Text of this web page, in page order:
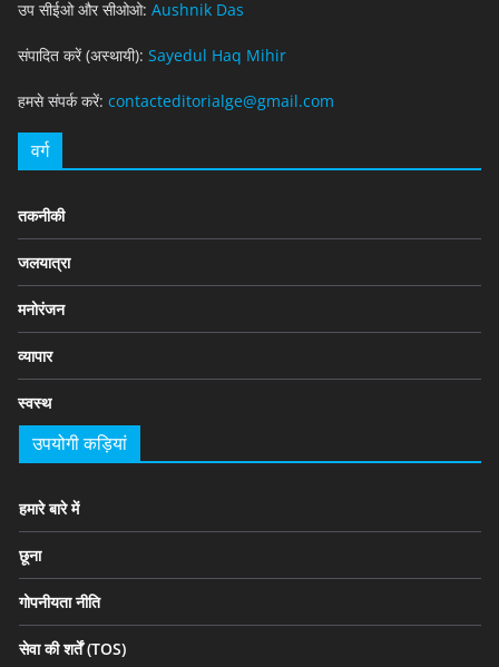
उप सीईओ और सीओओ: Aushnik Das
संपादित करें (अस्थायी): Sayedul Haq Mihir
हमसे संपर्क करें: contacteditorialge@gmail.com
वर्ग
तकनीकी
जलयात्रा
मनोरंजन
व्यापार
स्वस्थ
उपयोगी कड़ियां
हमारे बारे में
छूना
गोपनीयता नीति
सेवा की शर्तें (TOS)